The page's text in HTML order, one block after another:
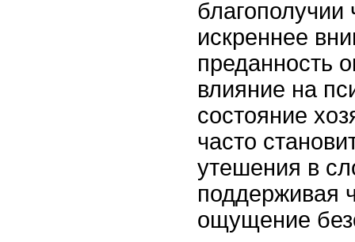
благополучии
искреннее
преданность
влияние на
состояние
часто
утешения в
поддерживая
ощущение